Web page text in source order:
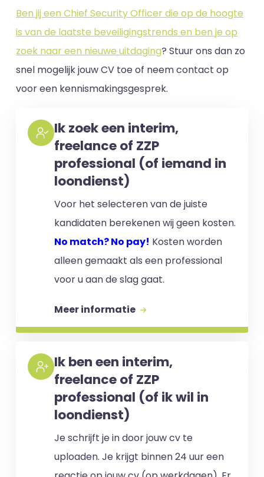
Ben jij een Chief Security Officer die op de hoogte
is van de laatste beveiligingstrends en ben je op
zoek naar een nieuwe uitdaging? Stuur ons dan zo
snel mogelijk jouw CV toe of neem contact op
voor een kennismakingsgesprek.
Ik zoek een interim,
freelance of ZZP
professional (of iemand in
loondienst)
Voor het selecteren van de juiste
kandidaten berekenen wij geen kosten.
No match? No pay! Kosten worden
alleen gemaakt als een professional
voor u aan de slag gaat.
Meer informatie
Ik ben een interim,
freelance of ZZP
professional (of ik wil in
loondienst)
Je schrijft je in door jouw cv te
uploaden. Je krijgt binnen 24 uur een